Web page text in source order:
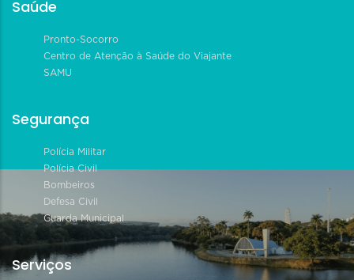
Saúde
Pronto-Socorro
Centro de Atenção à Saúde do Viajante
SAMU
Segurança
Polícia Militar
Polícia Civil
Bombeiros
Defesa Civil
Guarda Municipal
Serviços